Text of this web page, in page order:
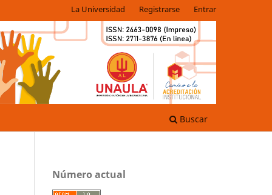
Buscar
La Universidad Registrarse Entrar
Número actual